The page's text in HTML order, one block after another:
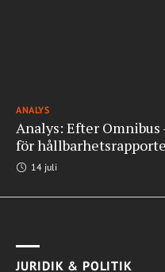
ANALYS
Analys: Efter Omnibus
för
14 juli
JURIDIK & POLITIK